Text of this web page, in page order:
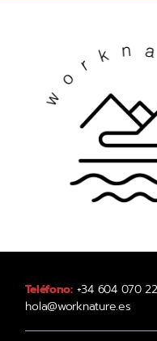
Teléfono: +34 604 070
hola@worknature.es